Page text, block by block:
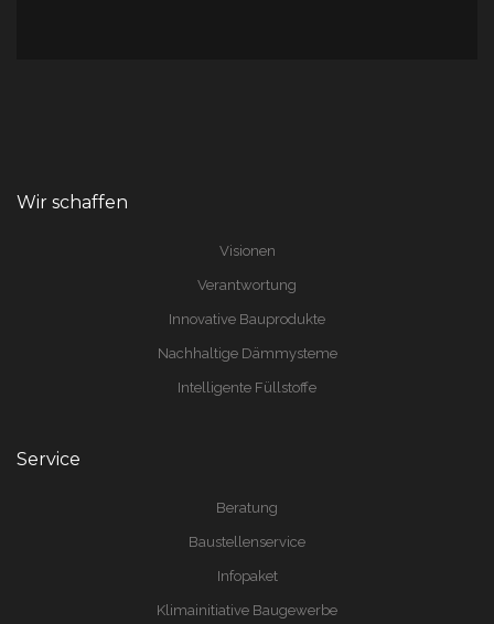
Wir schaffen
Visionen
Verantwortung
Innovative Bauprodukte
Nachhaltige Dämmysteme
Intelligente Füllstoffe
Service
Beratung
Baustellenservice
Infopaket
Klimainitiative Baugewerbe